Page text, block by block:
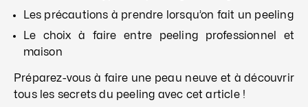
Les précautions à prendre lorsqu’on fait un peeling
Le choix à faire entre peeling professionnel et
maison
Préparez-vous à faire une peau neuve et à découvrir
tous les secrets du peeling avec cet article !